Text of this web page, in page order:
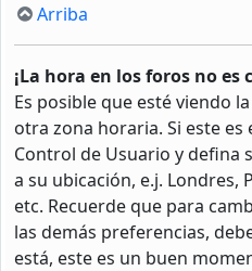
Arriba
¡La hora en los foros no es
Es posible que esté viendo
otra zona horaria. Si este es
Control de Usuario y defina
a su ubicación, e.j. Londres,
etc. Recuerde que para
las demás preferencias,
está, este es un buen